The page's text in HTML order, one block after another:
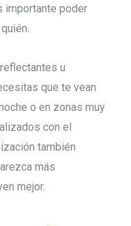
importante poder
u
que te vean
o en zonas muy
con el
también
más
mejor.